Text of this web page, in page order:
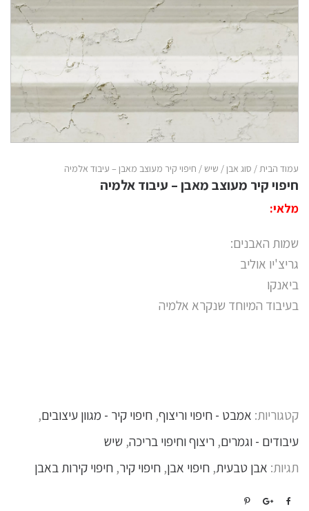
עמוד הבית/ סוג אבן/ שיש/ חיפוי קיר מעוצב מאבן – עיבוד אלמיה
חיפוי קיר מעוצב מאבן – עיבוד אלמיה
מלאי:
שמות האבנים:
גריצ'יו אוליב
ביאנקו
בעיבוד המיוחד שנקרא אלמיה
קטגוריות: אמבט - חיפוי וריצוף, חיפוי קיר - מגוון עיצובים,
עיבודים - וגמרים, ריצוף וחיפוי בריכה, שיש
תגיות: אבן טבעית, חיפוי אבן, חיפוי קיר, חיפוי קירות באבן